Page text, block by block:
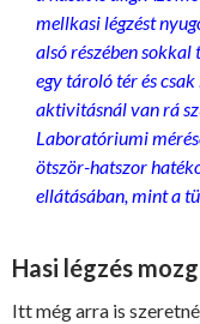
mellkasi légzést
alsó részében sokkal
egy tároló tér és
aktivitásnál van rá
Laboratóriumi
ötször-hatszor
ellátásában, mint a
Hasi légzés
Itt még arra is